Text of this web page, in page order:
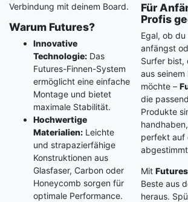
Verbindung mit deinem Board.
Warum Futures?
Innovative
Technologie: Das
Futures-Finnen-System
ermöglicht eine einfache
Montage und bietet
maximale Stabilität.
Hochwertige
Materialien: Leichte
und strapazierfähige
Konstruktionen aus
Glasfaser, Carbon oder
Honeycomb sorgen für
optimale Performance.
Für
Profis
Egal, ob
anfängst
Surfer bist,
aus seinem
möchte –
die
Produkte
perfekt auf
Mit Futures
Beste aus
heraus.